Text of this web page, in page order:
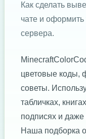
Как сделать
чате и оформить
сервера.
цветовые коды,
советы.
табличках,
подписях и даже
Наша подборка